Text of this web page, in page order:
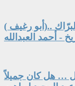
..(أبو رغيف )
- أحمد العبدالله
… هل كان جميلاً